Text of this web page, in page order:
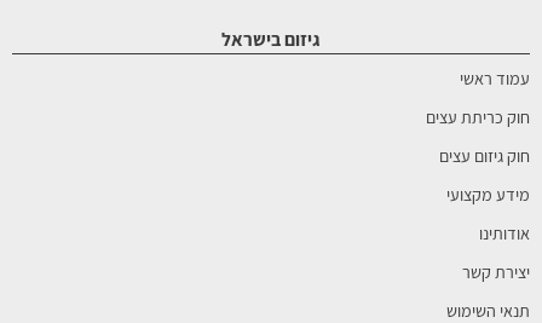
גיזום בישראל
עמוד ראשי
חוק כריתת עצים
חוק גיזום עצים
מידע מקצועי
אודותינו
יצירת קשר
תנאי השימוש